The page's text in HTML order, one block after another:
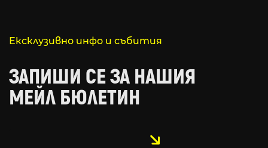
Ексклузивно инфо и събития
ЗАПИШИ СЕ ЗА НАШИЯ
МЕЙЛ БЮЛЕТИН